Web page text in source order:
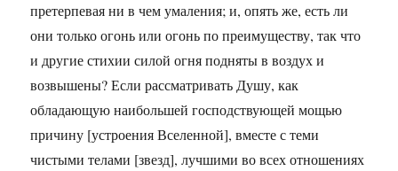
претерпевая ни в чем умаления; и, опять же, есть ли
они только огонь или огонь по преимуществу, так что
и другие стихии силой огня подняты в воздух и
возвышены? Если рассматривать Душу, как
обладающую наибольшей господствующей мощью
причину [устроения Вселенной], вместе с теми
чистыми телами [звезд], лучшими во всех отношениях